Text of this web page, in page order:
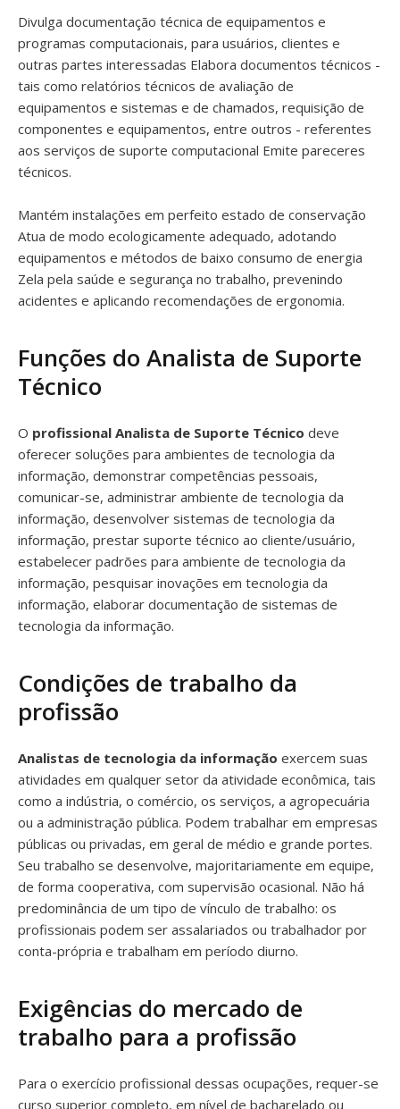
Divulga documentação técnica de equipamentos e
programas computacionais, para usuários, clientes e
outras partes interessadas Elabora documentos técnicos -
tais como relatórios técnicos de avaliação de
equipamentos e sistemas e de chamados, requisição de
componentes e equipamentos, entre outros - referentes
aos serviços de suporte computacional Emite pareceres
técnicos.
Mantém instalações em perfeito estado de conservação
Atua de modo ecologicamente adequado, adotando
equipamentos e métodos de baixo consumo de energia
Zela pela saúde e segurança no trabalho, prevenindo
acidentes e aplicando recomendações de ergonomia.
Funções do Analista de Suporte
Técnico
O profissional Analista de Suporte Técnico deve
oferecer soluções para ambientes de tecnologia da
informação, demonstrar competências pessoais,
comunicar-se, administrar ambiente de tecnologia da
informação, desenvolver sistemas de tecnologia da
informação, prestar suporte técnico ao cliente/usuário,
estabelecer padrões para ambiente de tecnologia da
informação, pesquisar inovações em tecnologia da
informação, elaborar documentação de sistemas de
tecnologia da informação.
Condições de trabalho da
profissão
Analistas de tecnologia da informação exercem suas
atividades em qualquer setor da atividade econômica, tais
como a indústria, o comércio, os serviços, a agropecuária
ou a administração pública. Podem trabalhar em empresas
públicas ou privadas, em geral de médio e grande portes.
Seu trabalho se desenvolve, majoritariamente em equipe,
de forma cooperativa, com supervisão ocasional. Não há
predominância de um tipo de vínculo de trabalho: os
profissionais podem ser assalariados ou trabalhador por
conta-própria e trabalham em período diurno.
Exigências do mercado de
trabalho para a profissão
Para o exercício profissional dessas ocupações, requer-se
curso superior completo, em nível de bacharelado ou